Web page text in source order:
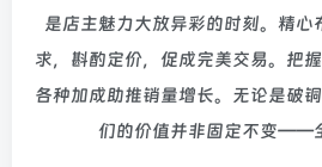
是店主魅力大放异彩的时刻。精心
求，斟酌定价，促成完美交易。把
各种加成助推销量增长。无论是破
们的价值并非固定不变——